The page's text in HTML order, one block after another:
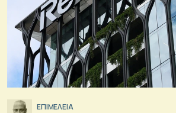
ΕΠΙΜΕΛΕΙΑ